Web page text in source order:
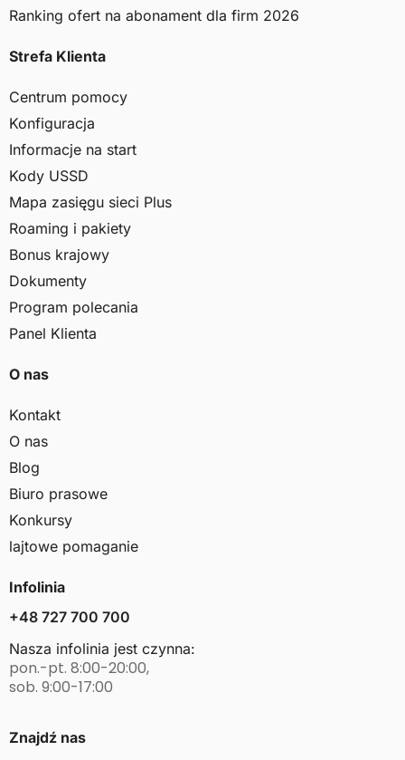
Ranking ofert na abonament dla firm 2026
Strefa Klienta
Centrum pomocy
Konfiguracja
Informacje na start
Kody USSD
Mapa zasięgu sieci Plus
Roaming i pakiety
Bonus krajowy
Dokumenty
Program polecania
Panel Klienta
O nas
Kontakt
O nas
Blog
Biuro prasowe
Konkursy
lajtowe pomaganie
Infolinia
+48 727 700 700
Nasza infolinia jest czynna:
pon.-pt. 8:00-20:00,
sob. 9:00-17:00
Znajdź nas